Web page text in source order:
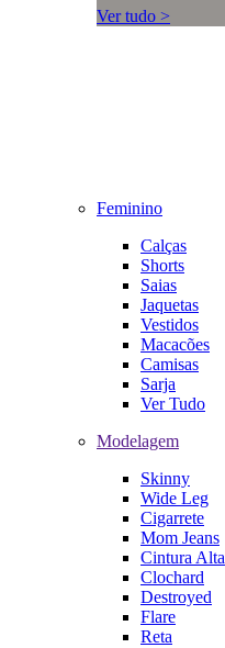
Ver tudo >
Feminino
Calças
Shorts
Saias
Jaquetas
Vestidos
Macacões
Camisas
Sarja
Ver Tudo
Modelagem
Skinny
Wide Leg
Cigarrete
Mom Jeans
Cintura Alta
Clochard
Destroyed
Flare
Reta